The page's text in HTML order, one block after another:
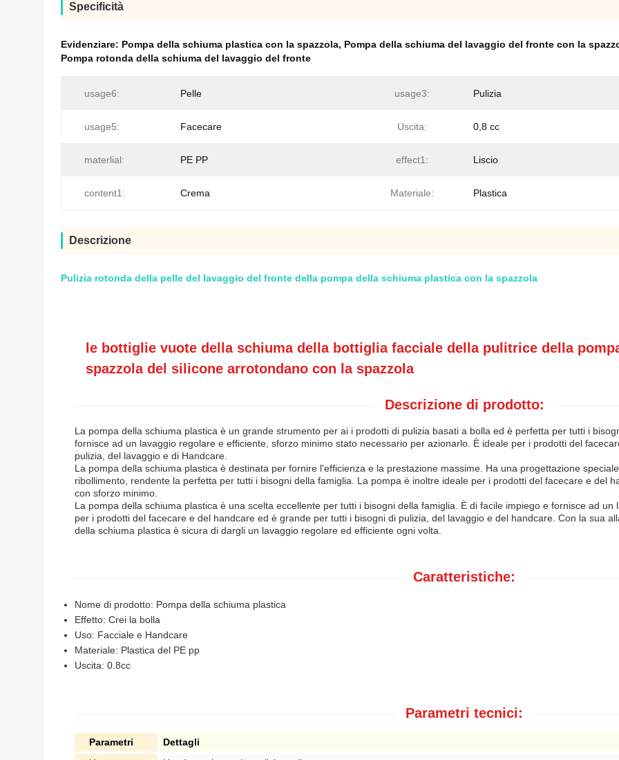
Specificità
Evidenziare: Pompa della schiuma plastica con la spazzola, Pompa della schiuma del lavaggio del fronte con la
Pompa rotonda della schiuma del lavaggio del fronte
usage6: Pelle usage3: Pulizia
usage5: Facecare Uscita: 0,8 cc
materlial: PE PP effect1: Liscio
content1: Crema Materiale: Plastica
Descrizione
Pulizia rotonda della pelle del lavaggio del fronte della pompa della schiuma plastica con la spazzola
le bottiglie vuote della schiuma della bottiglia facciale della pulitrice della
spazzola del silicone arrotondano con la spazzola
Descrizione di prodotto:
La pompa della schiuma plastica è un grande strumento per ai i prodotti di pulizia basati a bolla ed è perfetta per tutti i
fornisce ad un lavaggio regolare e efficiente, sforzo minimo stato necessario per azionarlo. È ideale per i prodotti del
pulizia, del lavaggio e di Handcare.
La pompa della schiuma plastica è destinata per fornire l'efficienza e la prestazione massime. Ha una progettazione
ribollimento, rendente la perfetta per tutti i bisogni della famiglia. La pompa è inoltre ideale per i prodotti del facecare e del
con sforzo minimo.
La pompa della schiuma plastica è una scelta eccellente per tutti i bisogni della famiglia. È di facile impiego e fornisce ad
per i prodotti del facecare e del handcare ed è grande per tutti i bisogni di pulizia, del lavaggio e del handcare. Con la sua
della schiuma plastica è sicura di dargli un lavaggio regolare ed efficiente ogni volta.
Caratteristiche:
Nome di prodotto: Pompa della schiuma plastica
Effetto: Crei la bolla
Uso: Facciale e Handcare
Materiale: Plastica del PE pp
Uscita: 0.8cc
Parametri tecnici:
Parametri
Dettagli